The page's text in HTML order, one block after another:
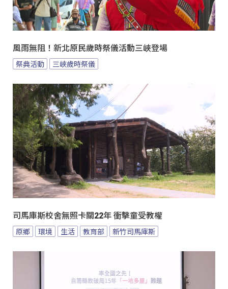
風雨無阻！新北原民歲時祭儀活動三峽登場
祭典活動 三峽歲時祭儀
司馬庫斯校舍無照卡關22年 衝擊童受教權
原鄉 環境 生活 教育部 新竹司馬庫斯